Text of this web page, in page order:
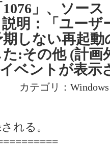
」、ソース
明：「ユー
しない再起
:その他 (計画
イベントが表示
カテゴリ：
れる。